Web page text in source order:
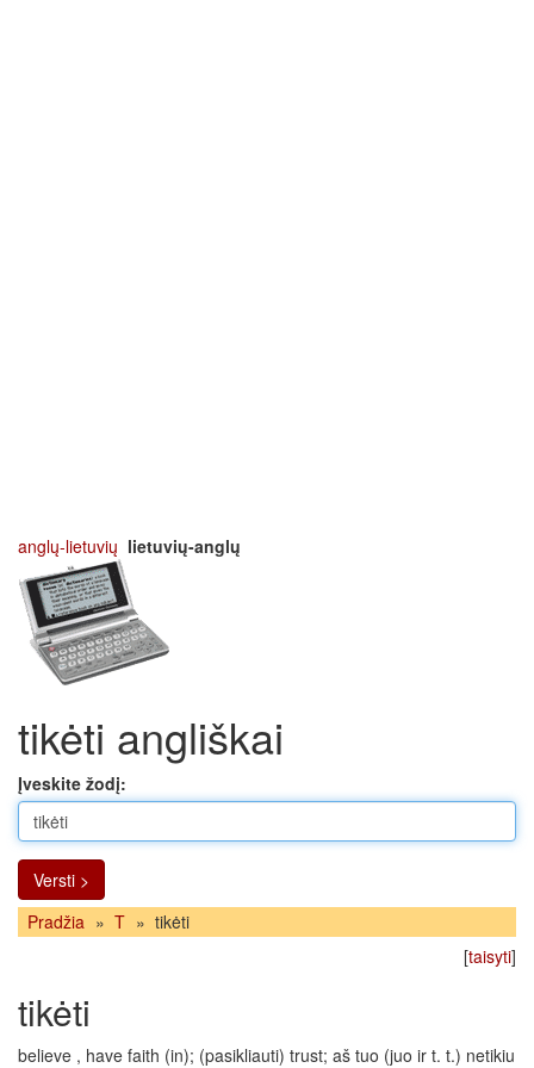
anglų-lietuvių lietuvių-anglų
tikėti angliškai
Įveskite žodį:
Versti >
Pradžia » T » tikėti
[taisyti]
tikėti
believe , have faith (in); (pasikliauti) trust; aš tuo (juo ir t. t.) netikiu